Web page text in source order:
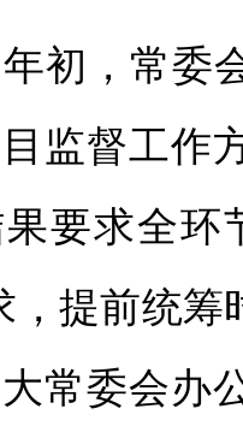
，常委会
监督工作
要求全环
，提前统
常委会办